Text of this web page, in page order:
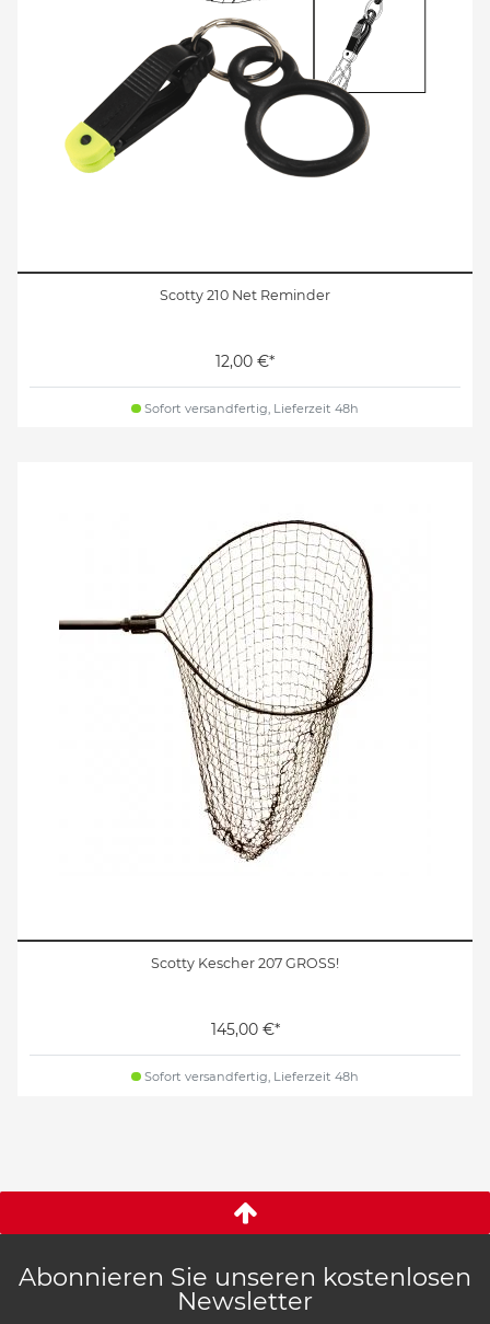
Scotty 210 Net Reminder
12,00 €*
Sofort versandfertig, Lieferzeit 48h
Scotty Kescher 207 GROSS!
145,00 €*
Sofort versandfertig, Lieferzeit 48h
Abonnieren Sie unseren kostenlosen
Newsletter